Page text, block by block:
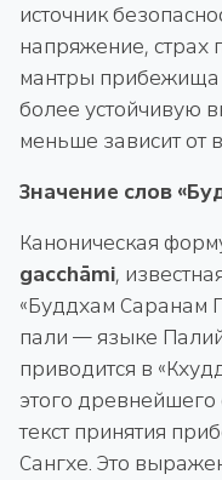
источник
напряжение, страх
мантры прибежища
более устойчивую
меньше зависит от
Значение слов
Каноническая
gacchāmi,
«Буддхам Саранам
пали — языке
приводится в
этого
текст принятия
Сангхе. Это